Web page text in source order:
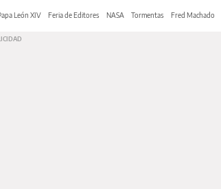
León XIV Feria de Editores NASA Tormentas Fred Machado